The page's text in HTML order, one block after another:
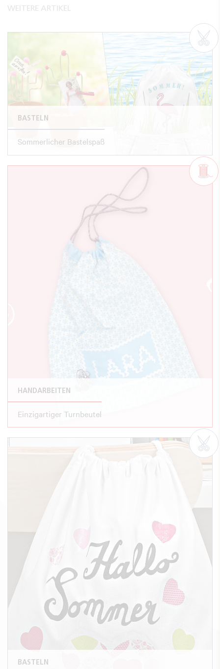
WEITERE ARTIKEL
BASTELN
Sommerlicher Bastelspaß
HANDARBEITEN
Einzigartiger Turnbeutel
BASTELN